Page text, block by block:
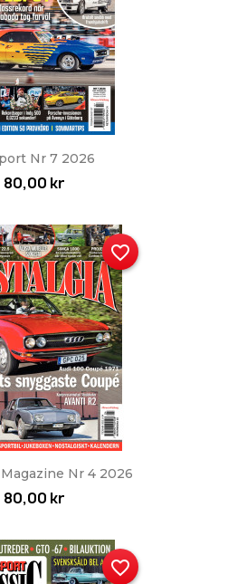
Nr 7 2026
80,00 kr
Nr 4 2026
80,00 kr
favorite_border
favorite_border